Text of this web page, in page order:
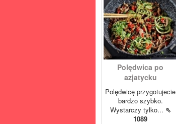
Polędwica po
azjatycku
Polędwicę przygotujecie
bardzo szybko.
Wystarczy tylko... ⇖
1089